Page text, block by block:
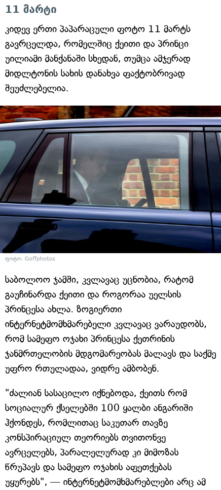
11 მარტი
კიდევ ერთი პაპარაცული ფოტო 11 მარტს
გავრცელდა, რომელშიც ქეითი და პრინცი
უილიამი მანქანაში სხედან, თუმცა ამჯერად
მიდლტონის სახის დანახვა ფაქტობრივად
შეუძლებელია.
ფოტო: Goffphotos
საბოლოო ჯამში, კვლავაც უცნობია, რატომ
გაუჩინარდა ქეითი და როგორაა უელსის
პრინცესა ახლა. ზოგიერთი
ინტერნეტმომხმარებელი კვლავაც ვარაუდობს,
რომ სამეფო ოჯახი პრინცესა ქეთრინის
ჯანმრთელობის მდგომარეობას მალავს და საქმე
უფრო რთულადაა, ვიდრე ამბობენ.
"ძალიან სასაცილო იქნებოდა, ქეითს რომ
სოციალურ ქსელებში 100 ყალბი ანგარიში
ჰქონდეს, რომლითაც საკუთარ თავზე
კონსპირაციულ თეორიებს თვითონვე
ავრცელებს, პარალელურად კი მიმოზას
წრუპავს და სამეფო ოჯახის აფეთქებას
უყურებს", — ინტერნეტმომხმარებლები არც ამ